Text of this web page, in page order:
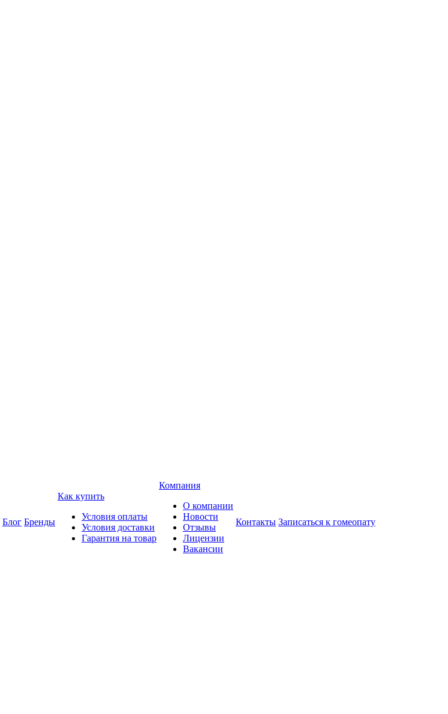
Блог Бренды
Как купить
Условия оплаты
Условия доставки
Гарантия на товар
Компания
О компании
Новости
Отзывы
Лицензии
Вакансии
Контакты Записаться к гомеопату